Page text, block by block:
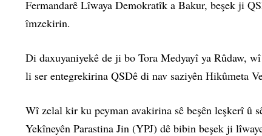
Fermandarê Lîwaya Demokratîk a Bakur, beşek ji
îmzekirin.
Di daxuyaniyekê de ji bo Tora Medyayî ya Rûdaw,
li ser entegrekirina QSDê di nav saziyên Hikûmeta
Wî zelal kir ku peyman avakirina sê beşên leşkerî û
Yekîneyên Parastina Jin (YPJ) dê bibin beşek ji